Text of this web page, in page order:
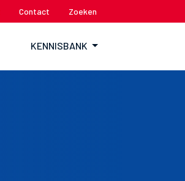
Contact Zoeken
KENNISBANK